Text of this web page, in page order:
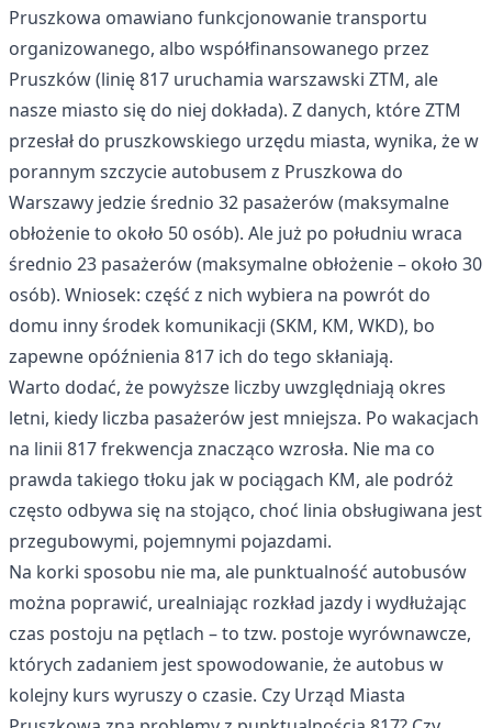
Pruszkowa omawiano funkcjonowanie transportu
organizowanego, albo współfinansowanego przez
Pruszków (linię 817 uruchamia warszawski ZTM, ale
nasze miasto się do niej dokłada). Z danych, które ZTM
przesłał do pruszkowskiego urzędu miasta, wynika, że w
porannym szczycie autobusem z Pruszkowa do
Warszawy jedzie średnio 32 pasażerów (maksymalne
obłożenie to około 50 osób). Ale już po południu wraca
średnio 23 pasażerów (maksymalne obłożenie – około 30
osób). Wniosek: część z nich wybiera na powrót do
domu inny środek komunikacji (SKM, KM, WKD), bo
zapewne opóźnienia 817 ich do tego skłaniają.
Warto dodać, że powyższe liczby uwzględniają okres
letni, kiedy liczba pasażerów jest mniejsza. Po wakacjach
na linii 817 frekwencja znacząco wzrosła. Nie ma co
prawda takiego tłoku jak w pociągach KM, ale podróż
często odbywa się na stojąco, choć linia obsługiwana jest
przegubowymi, pojemnymi pojazdami.
Na korki sposobu nie ma, ale punktualność autobusów
można poprawić, urealniając rozkład jazdy i wydłużając
czas postoju na pętlach – to tzw. postoje wyrównawcze,
których zadaniem jest spowodowanie, że autobus w
kolejny kurs wyruszy o czasie. Czy Urząd Miasta